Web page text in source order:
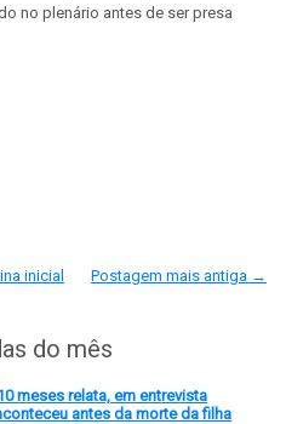
no plenário antes de ser presa
Postagem mais antiga →
inicial
do mês
meses relata, em entrevista
antes da morte da filha